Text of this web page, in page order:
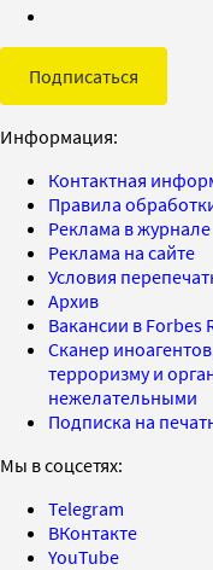
Подписаться
Информация:
Контактная
Правила
Реклама в журнале
Реклама на сайте
Условия
Архив
Вакансии в Forbes
Сканер
терроризму и
нежелательными
Подписка на
Мы в соцсетях:
Telegram
ВКонтакте
YouTube